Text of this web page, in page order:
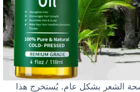
صحة الشعر بشكل عام. يُستخرج هذا